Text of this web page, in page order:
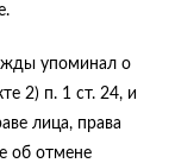
упоминал о
2) п. 1 ст. 24, и
лица, права
об отмене